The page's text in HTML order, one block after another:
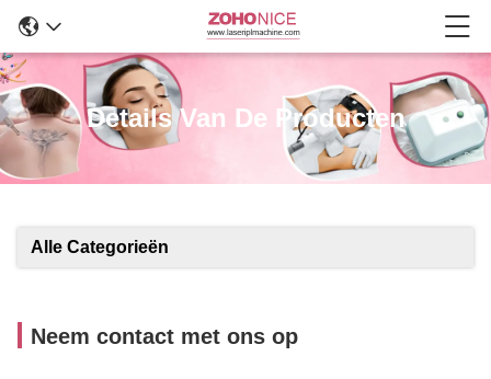
Details Van De Producten
Alle Categorieën
Neem contact met ons op